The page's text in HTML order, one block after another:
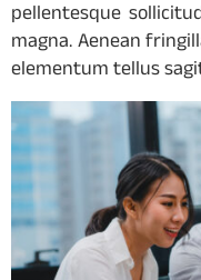
pellentesque
magna. Aenean
elementum tellus